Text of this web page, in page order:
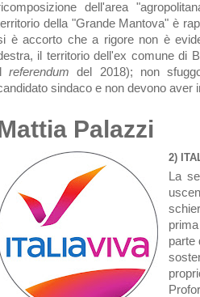
dell'area
della "Grande Mantova" è
è accorto che a rigore non è
il territorio dell'ex comune di
referendumdel 2018); non
sindaco e non devono aver
Palazzi
2)
La
parte